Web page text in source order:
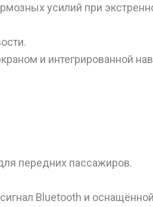
усилий при
и интегрированной
передних пассажиров.
Bluetooth и